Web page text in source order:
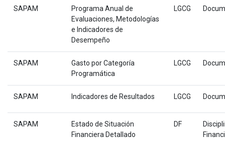
SAPAM
Programa Anual de
Evaluaciones, Metodologías
e Indicadores de
Desempeño
LGCG
SAPAM
Gasto por Categoría
Programática
LGCG
SAPAM Indicadores de Resultados LGCG
SAPAM
Estado de Situación
Financiera Detallado
DF